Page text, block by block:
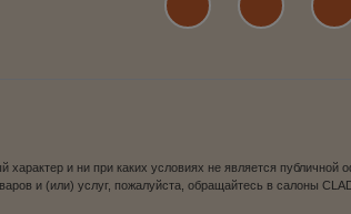
и ни при каких условиях не является
и (или) услуг, пожалуйста, обращайтесь в салоны